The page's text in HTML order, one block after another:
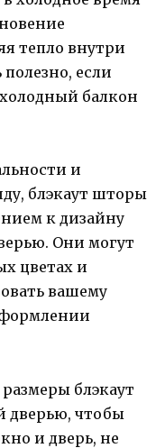
тепло внутри
если
балкон
и
блэкаут шторы
к дизайну
Они могут
цветах и
вашему
блэкаут
дверью, чтобы
и дверь, не